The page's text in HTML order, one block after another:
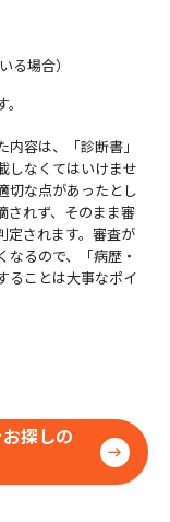
る場合）
容は、「診断書」
しなくてはいけませ
切な点があったとし
されず、そのまま審
定されます。審査が
るので、
「病歴・
ることは大事なポイ
探しの